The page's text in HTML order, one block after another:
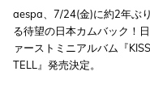
aespa、7/24(金)に約2年ぶ
る待望の日本カムバック！
ァーストミニアルバム『
TELL』発売決定。